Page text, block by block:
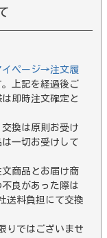
イページ→注文履
上記を経過後ご
即時注文確定と
換は原則お受け
一切お受けして
商品とお届け商
良があった際は
送料負担にて交換
りではございませ